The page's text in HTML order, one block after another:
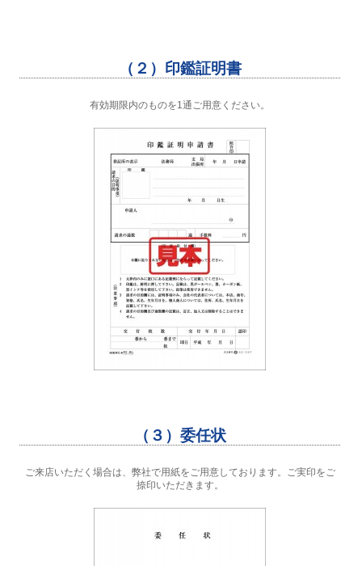
（２）印鑑証明書
有効期限内のものを1通ご用意ください。
（３）委任状
ご来店いただく場合は、弊社で用紙をご用意しております。ご実印をご
捺印いただきます。